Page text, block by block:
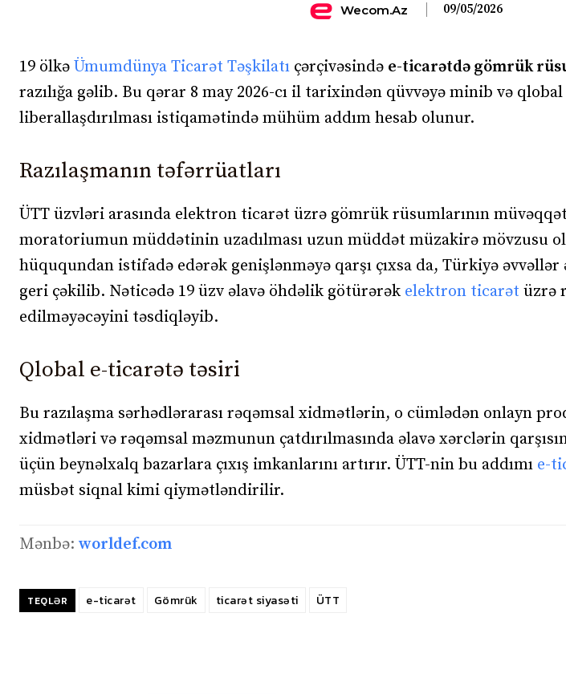
Wecom.az 09/05/2026
19 ölkə Ümumdünya Ticarət Təşkilatı çərçivəsində e-ticarətdə gömrük
razılığa gəlib. Bu qərar 8 may 2026-cı il tarixindən qüvvəyə minib və
liberallaşdırılması istiqamətində mühüm addım hesab olunur.
Razılaşmanın təfərrüatları
ÜTT üzvləri arasında elektron ticarət üzrə gömrük rüsumlarının
moratoriumun müddətinin uzadılması uzun müddət müzakirə mövzusu
hüququndan istifadə edərək genişlənməyə qarşı çıxsa da, Türkiyə
geri çəkilib. Nəticədə 19 üzv əlavə öhdəlik götürərək elektron ticarət üzrə
edilməyəcəyini təsdiqləyib.
Qlobal e-ticarətə təsiri
Bu razılaşma sərhədlərarası rəqəmsal xidmətlərin, o cümlədən onlayn
xidmətləri və rəqəmsal məzmunun çatdırılmasında əlavə xərclərin
üçün beynəlxalq bazarlara çıxış imkanlarını artırır. ÜTT-nin bu addımı e-
müsbət siqnal kimi qiymətləndirilir.
Mənbə: worldef.com
TEQLƏR e-ticarət Gömrük ticarət siyasəti ÜTT